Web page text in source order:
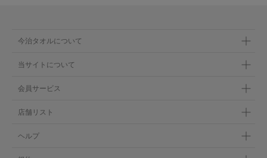
今治タオルについて
当サイトについて
会員サービス
店舗リスト
ヘルプ